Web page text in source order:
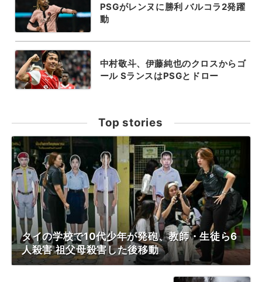
PSGがレンヌに勝利 バルコラ2発躍
動
中村敬斗、伊藤純也のクロスからゴ
ール SランスはPSGとドロー
Top stories
タイの学校で10代少年が発砲、教師・生徒ら6
人殺害 祖父母殺害した後移動